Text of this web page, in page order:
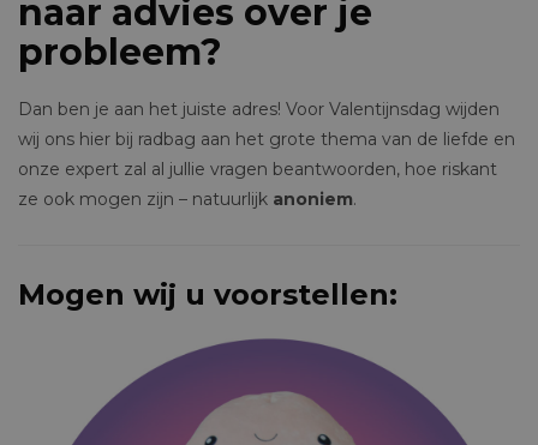
naar advies over je
probleem?
Dan ben je aan het juiste adres! Voor Valentijnsdag wijden
wij ons hier bij radbag aan het grote thema van de liefde en
onze expert zal al jullie vragen beantwoorden, hoe riskant
ze ook mogen zijn – natuurlijk anoniem.
Mogen wij u voorstellen: